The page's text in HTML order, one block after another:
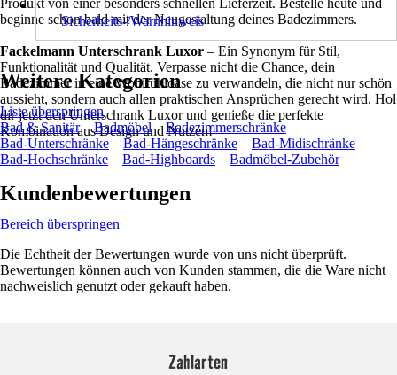
Produkt von einer besonders schnellen Lieferzeit. Bestelle heute und
beginne schon bald mit der Neugestaltung deines Badezimmers.
Fackelmann Unterschrank Luxor – Ein Synonym für Stil,
Funktionalität und Qualität. Verpasse nicht die Chance, dein
Badezimmer in eine Wohlfühloase zu verwandeln, die nicht nur schön
aussieht, sondern auch allen praktischen Ansprüchen gerecht wird. Hol
dir jetzt den Unterschrank Luxor und genieße die perfekte
Kombination aus Design und Nutzen!
Sicherheits-/Warnhinweis
Weitere Kategorien
Liste überspringen
Bad & Sanitär
Badmöbel
Badezimmerschränke
Bad-Unterschränke
Bad-Hängeschränke
Bad-Midischränke
Bad-Hochschränke
Bad-Highboards Badmöbel-Zubehör
Kundenbewertungen
Bereich überspringen
Die Echtheit der Bewertungen wurde von uns nicht überprüft.
Bewertungen können auch von Kunden stammen, die die Ware nicht
nachweislich genutzt oder gekauft haben.
Zahlarten